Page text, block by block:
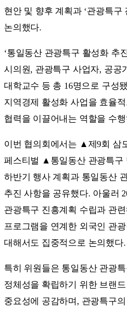
현안 및 향후 계획과 ‘관광특구
논의했다.
‘통일동산 관광특구 활성화 추
시의원, 관광특구 사업자, 공공
대학교수 등 총 16명으로 구성
지역경제 활성화 사업을 효율
협력을 이끌어내는 역할을 수
이번 협의회에서는 ▲제9회 삼
페스티벌 ▲통일동산 관광특구
하반기 행사 계획과 통일동산
추진 사항을 공유했다. 아울러
관광특구 진흥계획 수립과 관
프로그램을 연계한 외국인 관
대해서도 집중적으로 논의했다.
특히 위원들은 통일동산 관광
정체성을 확립하기 위한 브랜
중요성에 공감하며, 관광특구